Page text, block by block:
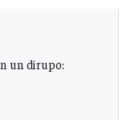
un dirupo: